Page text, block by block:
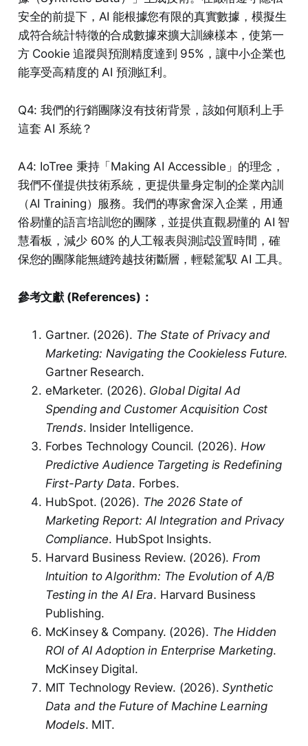
安全的前提下，AI 能根據您有限的真實數據，模擬生
成符合統計特徵的合成數據來擴大訓練樣本，使第一
方 Cookie 追蹤與預測精度達到 95%，讓中小企業也
能享受高精度的 AI 預測紅利。
Q4: 我們的行銷團隊沒有技術背景，該如何順利上手
這套 AI 系統？
A4: IoTree 秉持「Making AI Accessible」的理念，
我們不僅提供技術系統，更提供量身定制的企業內訓
（AI Training）服務。我們的專家會深入企業，用通
俗易懂的語言培訓您的團隊，並提供直觀易懂的 AI 智
慧看板，減少 60% 的人工報表與測試設置時間，確
保您的團隊能無縫跨越技術斷層，輕鬆駕馭 AI 工具。
參考文獻 (References)：
Gartner. (2026). The State of Privacy and
Marketing: Navigating the Cookieless Future.
Gartner Research.
eMarketer. (2026). Global Digital Ad
Spending and Customer Acquisition Cost
Trends. Insider Intelligence.
Forbes Technology Council. (2026). How
Predictive Audience Targeting is Redefining
First-Party Data. Forbes.
HubSpot. (2026). The 2026 State of
Marketing Report: AI Integration and Privacy
Compliance. HubSpot Insights.
Harvard Business Review. (2026).From
Intuition to Algorithm: The Evolution of A/B
Testing in the AI Era. Harvard Business
Publishing.
McKinsey & Company. (2026). The Hidden
ROI of AI Adoption in Enterprise Marketing.
McKinsey Digital.
MIT Technology Review. (2026).Synthetic
Data and the Future of Machine Learning
Models. MIT.